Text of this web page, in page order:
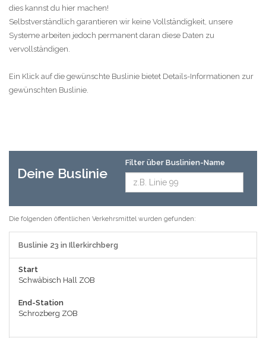
dies kannst du hier machen!
Selbstverständlich garantieren wir keine Vollständigkeit, unsere
Systeme arbeiten jedoch permanent daran diese Daten zu
vervollständigen.
Ein Klick auf die gewünschte Buslinie bietet Details-Informationen zur
gewünschten Buslinie.
Deine Buslinie
Filter über Buslinien-Name
Die folgenden öffentlichen Verkehrsmittel wurden gefunden:
Buslinie 23 in Illerkirchberg
Start
Schwäbisch Hall ZOB
End-Station
Schrozberg ZOB